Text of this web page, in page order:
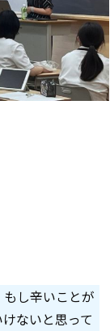
し辛いことが
ないと思って